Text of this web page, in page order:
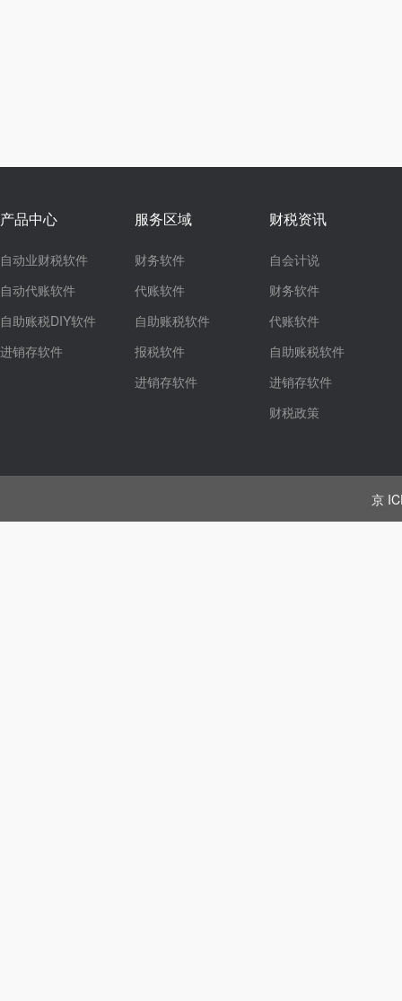
产品中心
自动业财税软件
自动代账软件
自助账税DIY软件
进销存软件
服务区域
财务软件
代账软件
自助账税软件
报税软件
进销存软件
财税资讯
自会计说
财务软件
代账软件
自助账税软件
进销存软件
财税政策
京